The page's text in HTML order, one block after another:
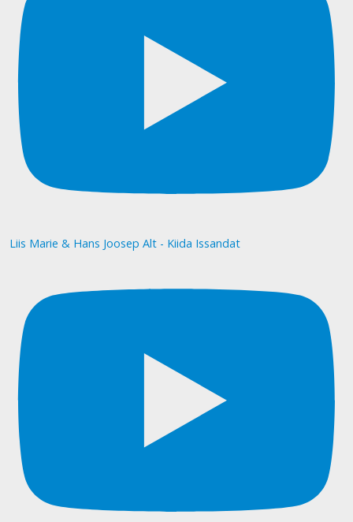
Liis Marie & Hans Joosep Alt - Kiida Issandat